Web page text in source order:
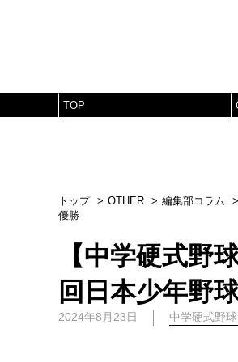
TOP
トップ OTHER 編集部コラム
優勝
【中学硬式野
回日本少年野
2024年8月23日 中学硬式野